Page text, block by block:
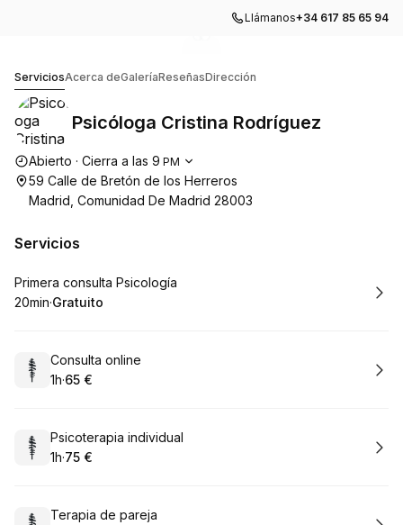
Llámanos+34 617 85 65 94
ServiciosAcerca deGaleríaReseñasDirección
Psicóloga Cristina Rodríguez
Horario de apertura
Abierto · Cierra a las 9 PM
59 Calle de Bretón de los Herreros
Madrid, Comunidad De Madrid 28003
Servicios
Reservar
Primera consulta Psicología
.Duración:
20min·
.Precio
Gratuito
Reservar
Consulta online
.Duración
1h·
.Precio
65 €
Reservar
Psicoterapia individual
.Duración
1h·
. Precio
75 €
Reservar
Terapia de pareja